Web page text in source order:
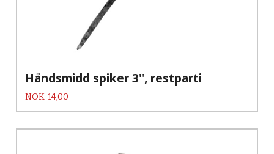
Håndsmidd spiker 3", restparti
Pris
NOK 14,00